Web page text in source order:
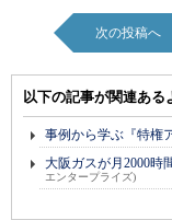
次の投稿へ
以下の記事が関連ある
事例から学ぶ『特権
大阪ガスが月2000
エンタープライズ)